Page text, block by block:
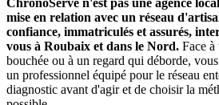
ChronoServe n'est pas une agence
mise en relation avec un réseau
confiance, immatriculés et assurés,
vous à Roubaix et dans le Nord. Face à
bouchée ou à un regard qui déborde,
un professionnel équipé pour le réseau
diagnostic avant d'agir et de choisir la